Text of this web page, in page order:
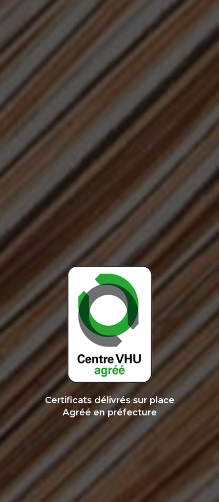
Certificats délivrés sur place
Agréé en préfecture